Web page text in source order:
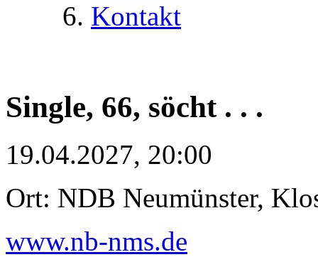
Kontakt
Single, 66, söcht . . .
19.04.2027, 20:00
Ort: NDB Neumünster,
www.nb-nms.de